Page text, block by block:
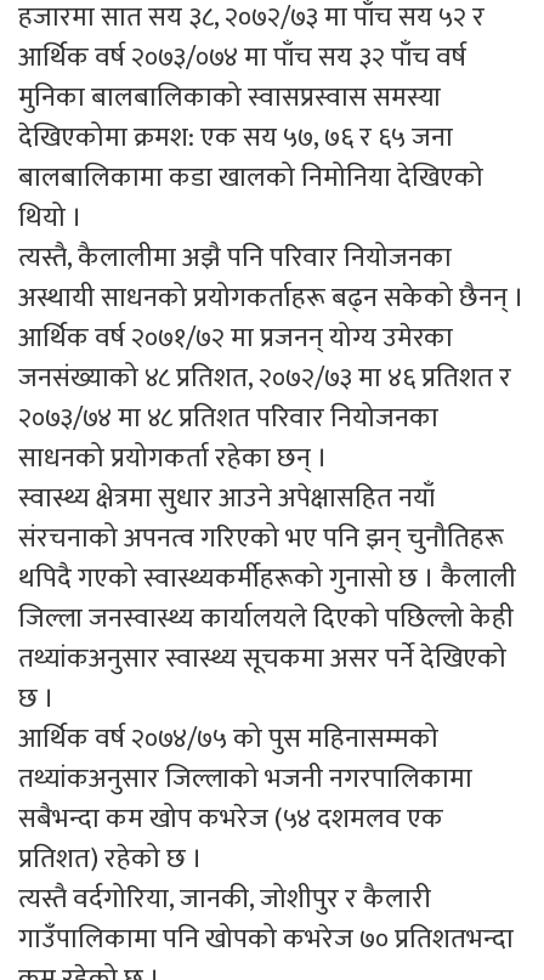
हजारमा सात सय ३८, २०७२/७३ मा पाँच सय ५२ र
आर्थिक वर्ष २०७३/०७४ मा पाँच सय ३२ पाँच वर्ष
मुनिका बालबालिकाको स्वासप्रस्वास समस्या
देखिएकोमा क्रमश: एक सय ५७, ७६ र ६५ जना
बालबालिकामा कडा खालको निमोनिया देखिएको
थियो ।
त्यस्तै, कैलालीमा अझै पनि परिवार नियोजनका
अस्थायी साधनको प्रयोगकर्ताहरू बढ्न सकेको छैनन् ।
आर्थिक वर्ष २०७१/७२ मा प्रजनन् योग्य उमेरका
जनसंख्याको ४८ प्रतिशत, २०७२/७३ मा ४६ प्रतिशत र
२०७३/७४ मा ४८ प्रतिशत परिवार नियोजनका
साधनको प्रयोगकर्ता रहेका छन् ।
स्वास्थ्य क्षेत्रमा सुधार आउने अपेक्षासहित नयाँ
संरचनाको अपनत्व गरिएको भए पनि झन् चुनौतिहरू
थपिदै गएको स्वास्थ्यकर्मीहरूको गुनासो छ । कैलाली
जिल्ला जनस्वास्थ्य कार्यालयले दिएको पछिल्लो केही
तथ्यांकअनुसार स्वास्थ्य सूचकमा असर पर्ने देखिएको
छ ।
आर्थिक वर्ष २०७४/७५ को पुस महिनासम्मको
तथ्यांकअनुसार जिल्लाको भजनी नगरपालिकामा
सबैभन्दा कम खोप कभरेज (५४ दशमलव एक
प्रतिशत) रहेको छ ।
त्यस्तै वर्दगोरिया, जानकी, जोशीपुर र कैलारी
गाउँपालिकामा पनि खोपको कभरेज ७० प्रतिशतभन्दा